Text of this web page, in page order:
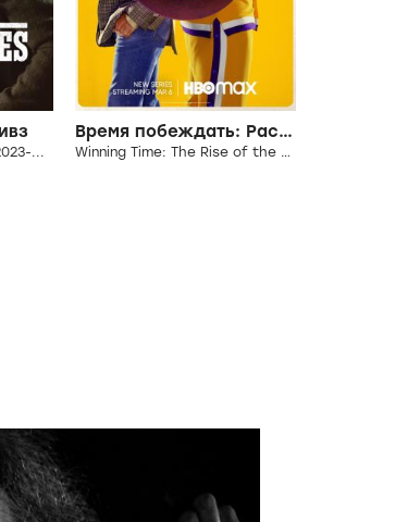
...
Время побеждать: Расцвет династии Лейкерс
Winning Time: The Rise of the Lakers Dynasty, 2022-...